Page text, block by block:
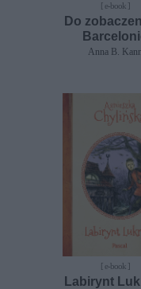
[ e-book ]
Do
Anna B.
[ e-book ]
Labirynt